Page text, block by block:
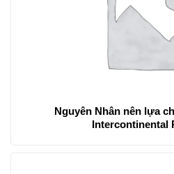
Nguyên Nhân nên lựa
Intercontinental